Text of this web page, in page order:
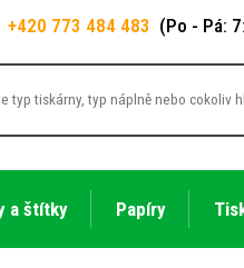
+420 773 484 483 (Po - Pá:
a štítky Papíry